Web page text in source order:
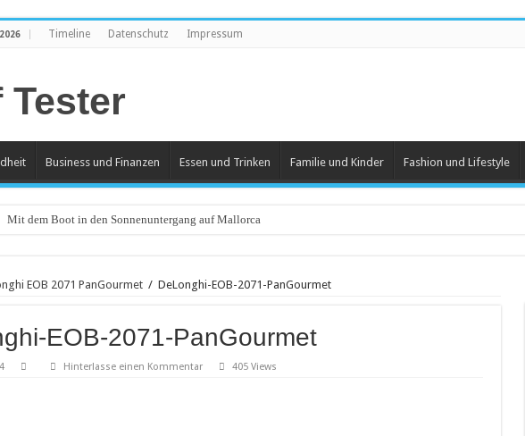
Timeline Datenschutz Impressum
Business und Finanzen Essen und Trinken Familie und Kinder Fashion und Lifestyle
Mit dem Boot in den Sonnenuntergang auf Mallorca
Witzige und individuelle Werbeartikel
Piercings – Weit verbreitet und beliebt
Klemmbausteine – beliebt bei Groß und Klein
EOB 2071 PanGourmet / DeLonghi-EOB-2071-PanGourmet
EOB-2071-PanGourmet
Hinterlasse einen Kommentar 405 Views